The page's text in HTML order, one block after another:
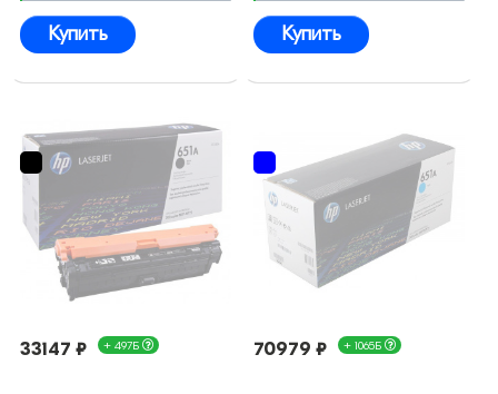
Купить Купить
33147 ₽ + 497Б 70979 ₽ + 1065Б